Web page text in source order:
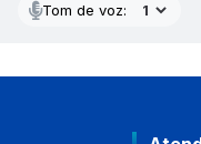
Tom de voz: